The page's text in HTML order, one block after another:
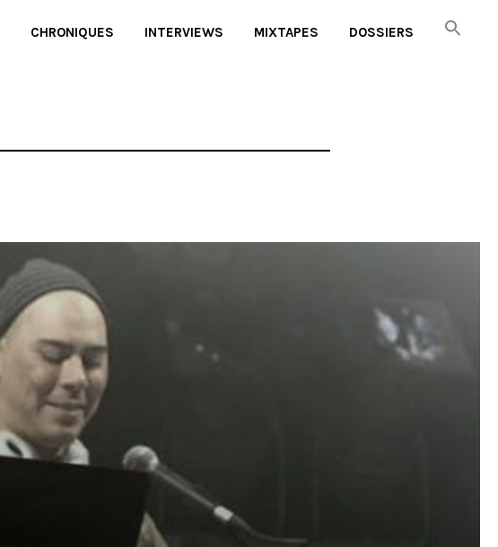
CHRONIQUES INTERVIEWS MIXTAPES DOSSIERS